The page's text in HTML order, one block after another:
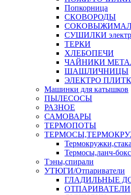
Попкорница
СКОВОРОДЫ
СУШИЛКИ
ТЕРКИ
ХЛЕБОПЕЧИ
ЧАЙНИКИ
ШАШЛИЧНИЦЫ
ЭЛЕКТРО
Машинки для катышков
ПЫЛЕСОСЫ
РАЗНОЕ
САМОВАРЫ
ТЕРМОПОТЫ
Термосы,ланч-
Тэны,спирали
УТЮГИ/Отпариватели
ГЛАДИЛЬНЫЕ
ОТПАРИВАТЕЛИ